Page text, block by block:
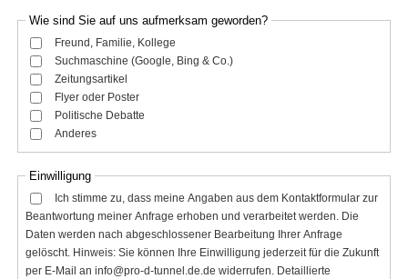
Wie sind Sie auf uns aufmerksam geworden?
Freund, Familie, Kollege
Suchmaschine (Google, Bing & Co.)
Zeitungsartikel
Flyer oder Poster
Politische Debatte
Anderes
Einwilligung
Ich stimme zu, dass meine Angaben aus dem Kontakt­formular zur
Beantwortung meiner Anfrage erhoben und verarbeitet werden. Die
Daten werden nach abgeschlossener Bearbeitung Ihrer Anfrage
gelöscht. Hinweis: Sie können Ihre Einwilligung jederzeit für die Zukunft
per E-Mail an info@pro-d-tunnel.de.de widerrufen. Detaillierte